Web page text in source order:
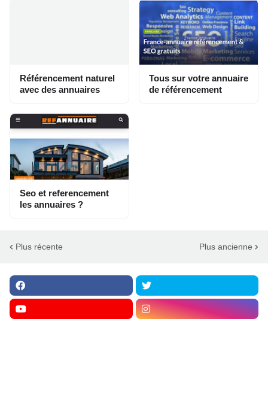
Référencement naturel
avec des annuaires
Tous sur votre annuaire
de référencement
Seo et referencement
les annuaires ?
Plus récente Plus ancienne